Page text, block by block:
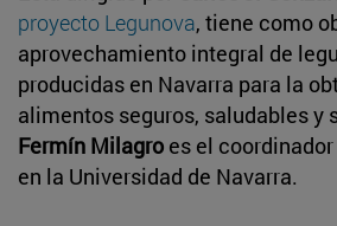
proyecto Legunova, tiene como
aprovechamiento integral de
producidas en Navarra para la
alimentos seguros, saludables y
Fermín Milagro es el
en la Universidad de Navarra.